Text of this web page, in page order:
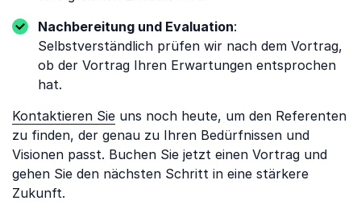
Nachbereitung und Evaluation:
Selbstverständlich prüfen wir nach dem Vortrag,
ob der Vortrag Ihren Erwartungen entsprochen
hat.
Kontaktieren Sie uns noch heute, um den Referenten
zu finden, der genau zu Ihren Bedürfnissen und
Visionen passt. Buchen Sie jetzt einen Vortrag und
gehen Sie den nächsten Schritt in eine stärkere
Zukunft.